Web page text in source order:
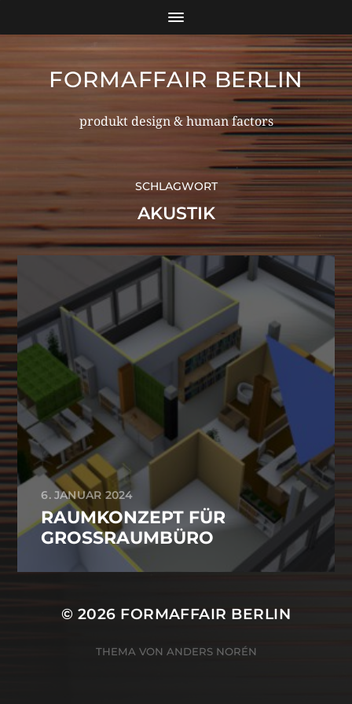
FORMAFFAIR BERLIN
produkt design & human factors
SCHLAGWORT
AKUSTIK
6. JANUAR 2024
RAUMKONZEPT FÜR
GROSSRAUMBÜRO
© 2026 FORMAFFAIR BERLIN
THEMA VON ANDERS NORÉN